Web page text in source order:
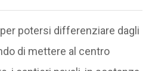
per potersi differenziare dagli
di mettere al centro